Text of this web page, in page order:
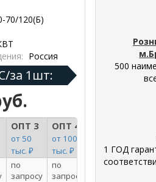
70/120(Б)
Россия
за 1шт:
ОПТ 3
от 50
тыс. ₽
ОПТ 4
от 100
тыс. ₽
по
запросу
по
запросу
500
1 ГОД